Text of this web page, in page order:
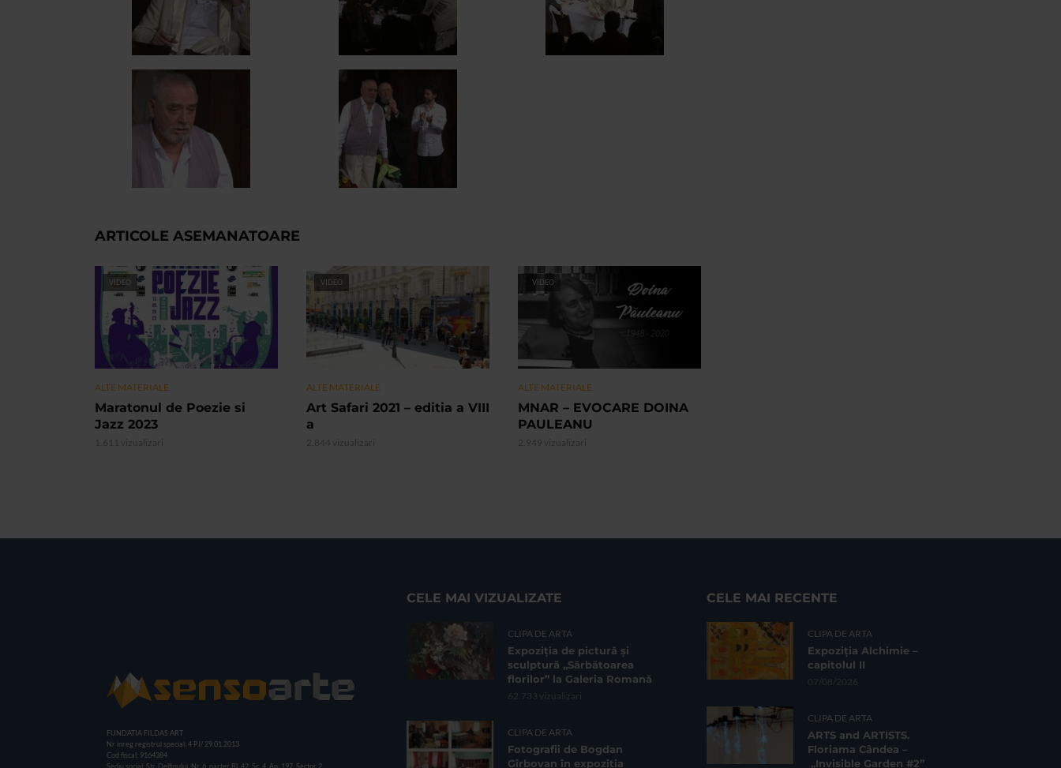
ARTICOLE ASEMANATOARE
VIDEO
ALTE MATERIALE
Maratonul de Poezie si
Jazz 2023
1.611 vizualizari
VIDEO
ALTE MATERIALE
Art Safari 2021 – editia a VIII
a
2.844 vizualizari
VIDEO
ALTE MATERIALE
MNAR – EVOCARE DOINA
PAULEANU
2.949 vizualizari
FUNDATIA FILDAS ART
Nr inreg registrul special: 4 PJ/ 29.01.2013
Cod fiscal: 9164384
Sediu social: Str. Delfinului, Nr. 6, parter Bl. 42, Sc. 4, Ap. 197, Sector 2
CELE MAI VIZUALIZATE
CLIPA DE ARTA
Expoziția de pictură și
sculptură „Sărbătoarea
florilor” la Galeria Romană
62.733 vizualizari
CLIPA DE ARTA
Fotografii de Bogdan
Gîrbovan în expoziția
CELE MAI RECENTE
CLIPA DE ARTA
Expoziția Alchimie –
capitolul II
07/08/2026
CLIPA DE ARTA
ARTS and ARTISTS.
Floriama Cândea –
„Invisible Garden #2”